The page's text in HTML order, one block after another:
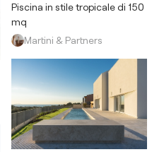
Piscina in stile tropicale di 150
mq
Martini & Partners